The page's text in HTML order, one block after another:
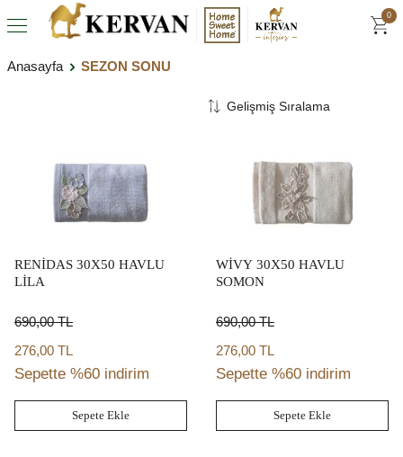
0
Anasayfa SEZON SONU
RENİDAS 30X50 HAVLU
LİLA
690,00TL
276,00 TL
Sepette %60 indirim
Sepete Ekle
WİVY 30X50 HAVLU
SOMON
690,00TL
276,00 TL
Sepette %60 indirim
Sepete Ekle